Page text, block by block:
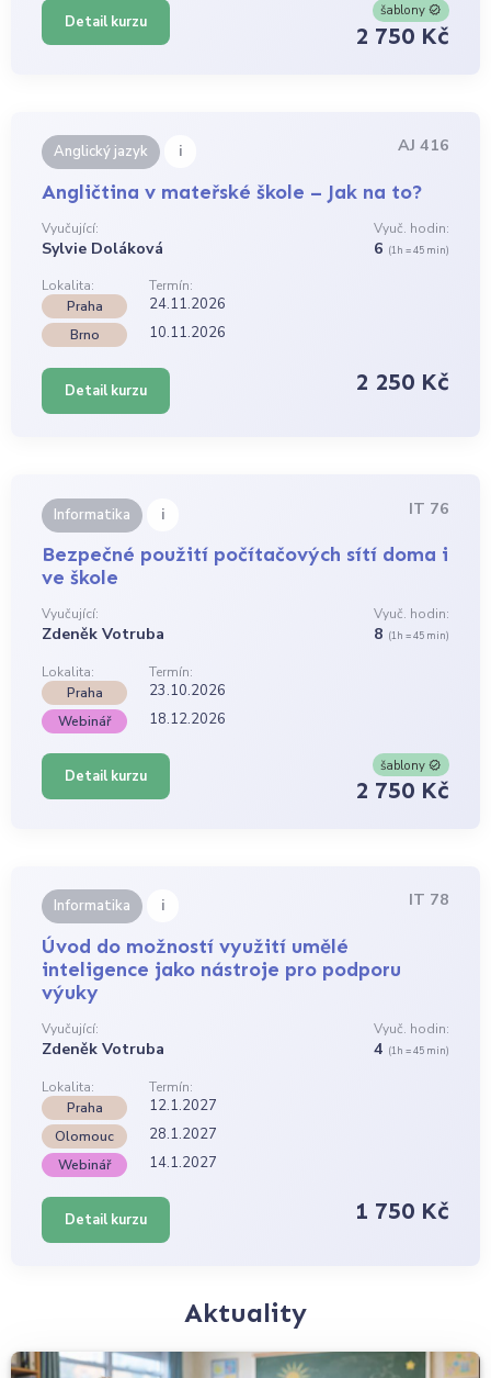
Detail kurzu
šablony
2 750 Kč
Anglický jazyk i AJ 416
Angličtina v mateřské škole – Jak na to?
Vyučující:
Sylvie Doláková
Vyuč. hodin:
6 (1h = 45 min)
Lokalita:
Termín:
Praha
24.11.2026
Brno 10.11.2026
Detail kurzu 2 250 Kč
Informatika i IT 76
Bezpečné použití počítačových sítí doma i
ve škole
Vyučující:
Zdeněk Votruba
Vyuč. hodin:
8 (1h = 45 min)
Lokalita:
Termín:
Praha
23.10.2026
Webinář 18.12.2026
Detail kurzu
šablony
2 750 Kč
Informatika i IT 78
Úvod do možností využití umělé
inteligence jako nástroje pro podporu
výuky
Vyučující:
Zdeněk Votruba
Vyuč. hodin:
4 (1h = 45 min)
Lokalita:
Termín:
Praha
12.1.2027
Olomouc 28.1.2027
Webinář 14.1.2027
Detail kurzu 1 750 Kč
Aktuality